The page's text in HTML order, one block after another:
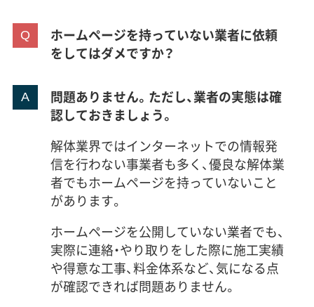
ホームページを持っていない業者に依頼
をしてはダメですか？
問題ありません。ただし、業者の実態は確
認しておきましょう。
解体業界ではインターネットでの情報発
信を行わない事業者も多く、優良な解体業
者でもホームページを持っていないこと
があります。
ホームページを公開していない業者でも、
実際に連絡・やり取りをした際に施工実績
や得意な工事、料金体系など、気になる点
が確認できれば問題ありません。